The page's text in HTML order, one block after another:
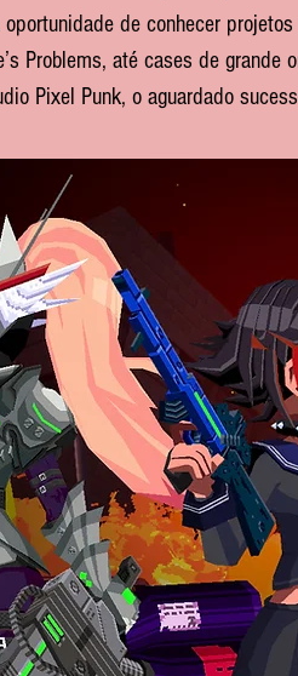
de conhecer
Problems, até cases de grande
Pixel Punk, o aguardado